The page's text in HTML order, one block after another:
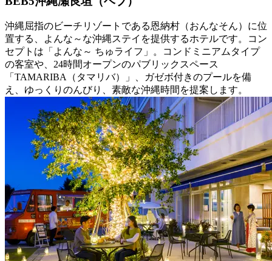
沖縄屈指のビーチリゾートである恩納村（おんなそん）に位
置する、よんな～な沖縄ステイを提供するホテルです。コン
セプトは「よんな～ ちゅライフ」。コンドミニアムタイプ
の客室や、24時間オープンのパブリックスペース
「TAMARIBA（タマリバ）」、ガゼボ付きのプールを備
え、ゆっくりのんびり、素敵な沖縄時間を提案します。